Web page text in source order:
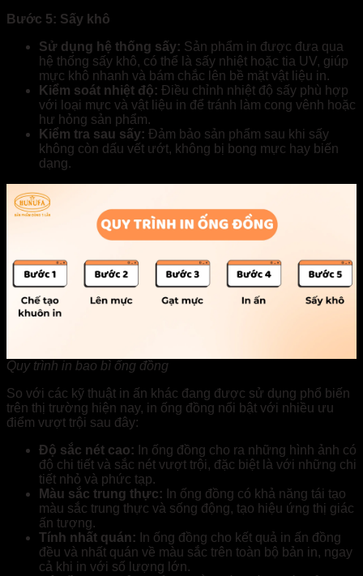
Bước 5: Sấy khô
Sử dụng hệ thống sấy: Sản phẩm in được đưa qua
hệ thống sấy khô, có thể là sấy nhiệt hoặc tia UV, giúp
mực khô nhanh và bám chắc lên bề mặt vật liệu in.
Kiểm soát nhiệt độ: Điều chỉnh nhiệt độ sấy phù hợp
với loại mực và vật liệu in để tránh làm cong vênh hoặc
hư hỏng sản phẩm.
Kiểm tra sau sấy: Đảm bảo sản phẩm sau khi sấy
không còn dấu vết ướt, không bị bong mực hay biến
dạng.
Quy trình in bao bì ống đồng
So với các kỹ thuật in ấn khác đang được sử dụng phổ biến
trên thị trường hiện nay, in ống đồng nổi bật với nhiều ưu
điểm vượt trội sau đây:
Độ sắc nét cao: In ống đồng cho ra những hình ảnh có
độ chi tiết và sắc nét vượt trội, đặc biệt là với những chi
tiết nhỏ và phức tạp.
Màu sắc trung thực: In ống đồng có khả năng tái tạo
màu sắc trung thực và sống động, tạo hiệu ứng thị giác
ấn tượng.
Tính nhất quán: In ống đồng cho kết quả in ấn đồng
đều và nhất quán về màu sắc trên toàn bộ bản in, ngay
cả khi in với số lượng lớn.